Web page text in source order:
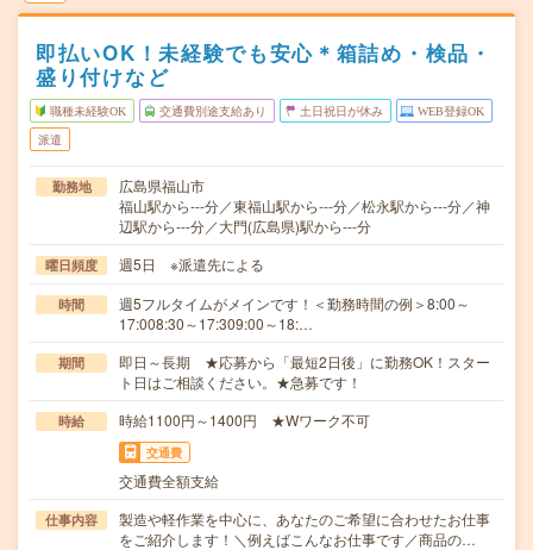
即払いOK！未経験でも安心＊箱詰め・検品・
盛り付けなど
職種未経験OK 交通費別途支給あり 土日祝日が休み WEB登録OK
派遣
勤務地
広島県福山市
福山駅から---分／東福山駅から---分／松永駅から---分／神
辺駅から---分／大門(広島県)駅から---分
曜日頻度 週5日 ※派遣先による
時間
週5フルタイムがメインです！＜勤務時間の例＞8:00～
17:008:30～17:309:00～18:…
期間
即日～長期 ★応募から「最短2日後」に勤務OK！スター
ト日はご相談ください。★急募です！
時給 時給1100円～1400円 ★Wワーク不可
交通費
交通費全額支給
仕事内容
製造や軽作業を中心に、あなたのご希望に合わせたお仕事
をご紹介します！＼例えばこんなお仕事です／商品の…